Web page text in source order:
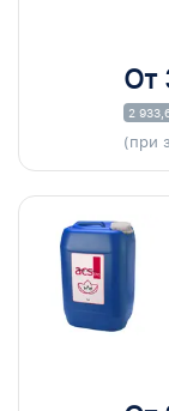
От
2
(при